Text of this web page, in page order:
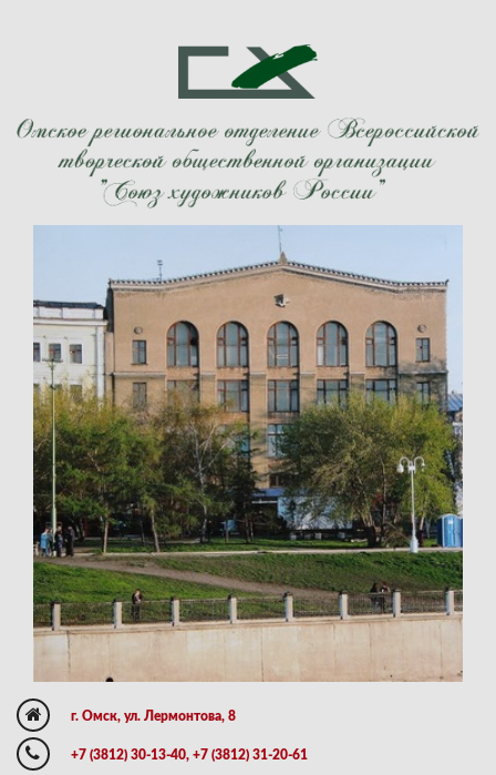
г. Омск, ул. Лермонтова, 8
+7 (3812) 30-13-40, +7 (3812) 31-20-61